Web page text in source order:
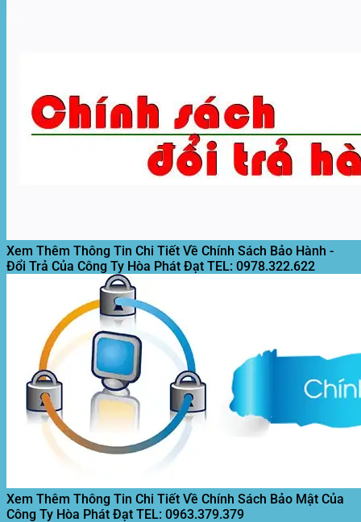
Xem Thêm Thông Tin Chi Tiết Về Chính Sách Bảo Hành -
Đổi Trả Của Công Ty Hòa Phát Đạt TEL: 0978.322.622
Xem Thêm Thông Tin Chi Tiết Về Chính Sách Bảo Mật Của
Công Ty Hòa Phát Đạt TEL: 0963.379.379